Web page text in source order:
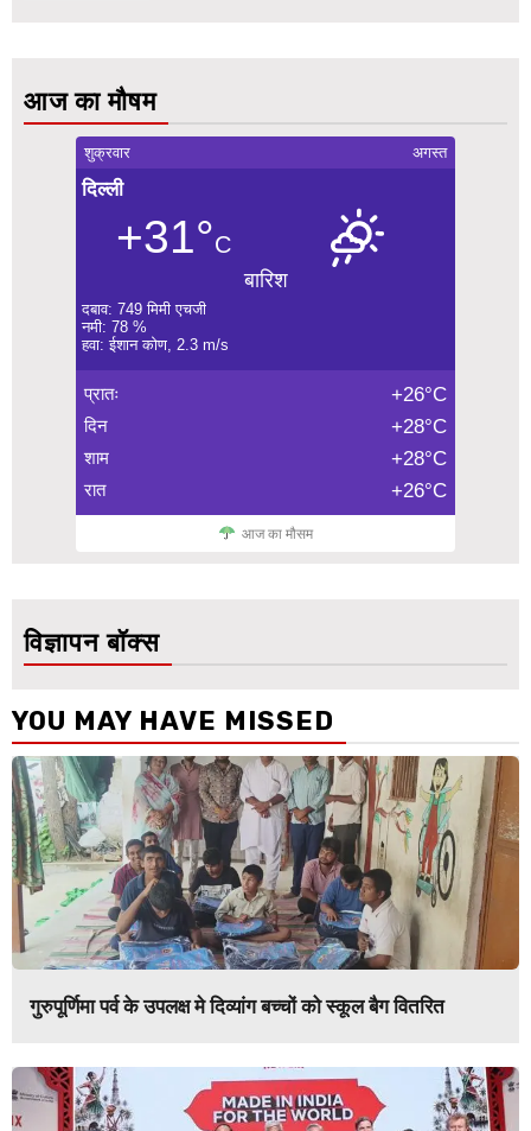
आज का मौषम
शुक्रवार अगस्त
दिल्ली
+31°C
बारिश
दबाव: 749 मिमी एचजी
नमी: 78 %
हवा: ईशान कोण, 2.3 m/s
प्रातः +26°C
दिन +28°C
शाम +28°C
रात +26°C
आज का मौसम
विज्ञापन बॉक्स
YOU MAY HAVE MISSED
गुरुपूर्णिमा पर्व के उपलक्ष मे दिव्यांग बच्चों को स्कूल बैग वितरित